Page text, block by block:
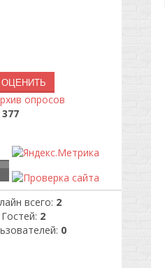
опросов
377
всего: 2
Гостей: 2
0